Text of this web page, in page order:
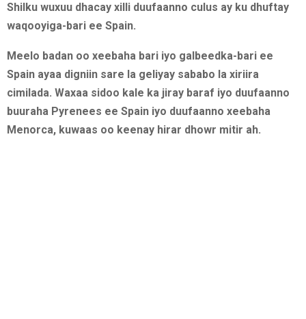
Shilku wuxuu dhacay xilli duufaanno culus ay ku dhuftay
waqooyiga-bari ee Spain.
Meelo badan oo xeebaha bari iyo galbeedka-bari ee
Spain ayaa digniin sare la geliyay sababo la xiriira
cimilada. Waxaa sidoo kale ka jiray baraf iyo duufaanno
buuraha Pyrenees ee Spain iyo duufaanno xeebaha
Menorca, kuwaas oo keenay hirar dhowr mitir ah.